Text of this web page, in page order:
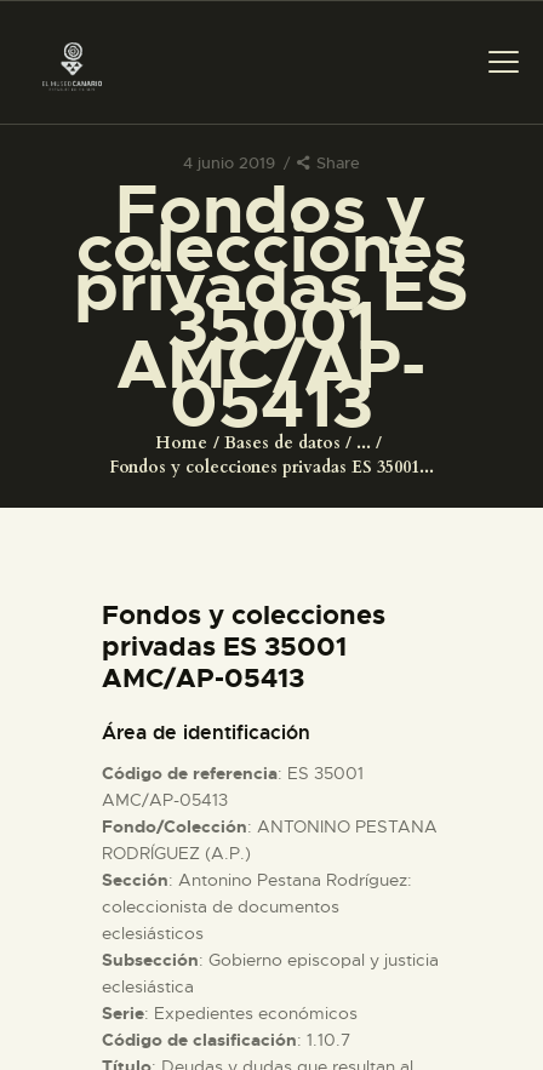
4 junio 2019 Share
Fondos y
colecciones
privadas ES
35001
AMC/AP-
05413
Home Bases de datos
...
Fondos y colecciones privadas ES 35001...
PREPARAR LA VISITA
ACTIVIDADES
█
EL MUSEO
ESPAÑOL
ACTIVIDADES
█
EL MUSEO
COLECCIONES
Fondos y colecciones
privadas ES 35001
AMC/AP-05413
Área de identificación
Código de referencia: ES 35001
AMC/AP-05413
Fondo/Colección: ANTONINO PESTANA
RODRÍGUEZ (A.P.)
Sección: Antonino Pestana Rodríguez:
coleccionista de documentos
eclesiásticos
Subsección: Gobierno episcopal y justicia
eclesiástica
Serie: Expedientes económicos
Código de clasificación: 1.10.7